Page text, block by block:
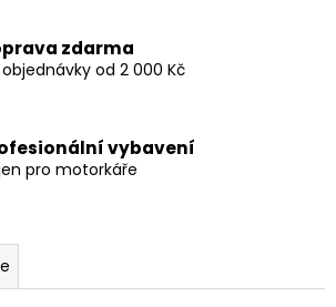
zdarma
od 2 000 Kč
vybavení
pro motorkáře